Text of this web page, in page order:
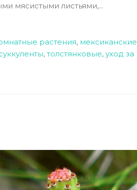
мясистыми листьями,...
растения, мексиканские
, толстянковые, уход за